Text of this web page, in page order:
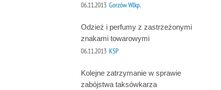
06.11.2013 Gorzów Wlkp.
Odzież i perfumy z zastrzeżonymi
znakami towarowymi
06.11.2013 KSP
Kolejne zatrzymanie w sprawie
zabójstwa taksówkarza